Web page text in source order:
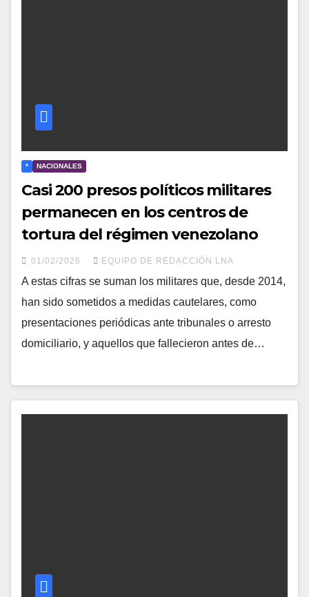
* NACIONALES
Casi 200 presos políticos militares
permanecen en los centros de
tortura del régimen venezolano
01/02/2026 EQUIPO DE REDACCIÓN LNA
A estas cifras se suman los militares que, desde 2014,
han sido sometidos a medidas cautelares, como
presentaciones periódicas ante tribunales o arresto
domiciliario, y aquellos que fallecieron antes de…